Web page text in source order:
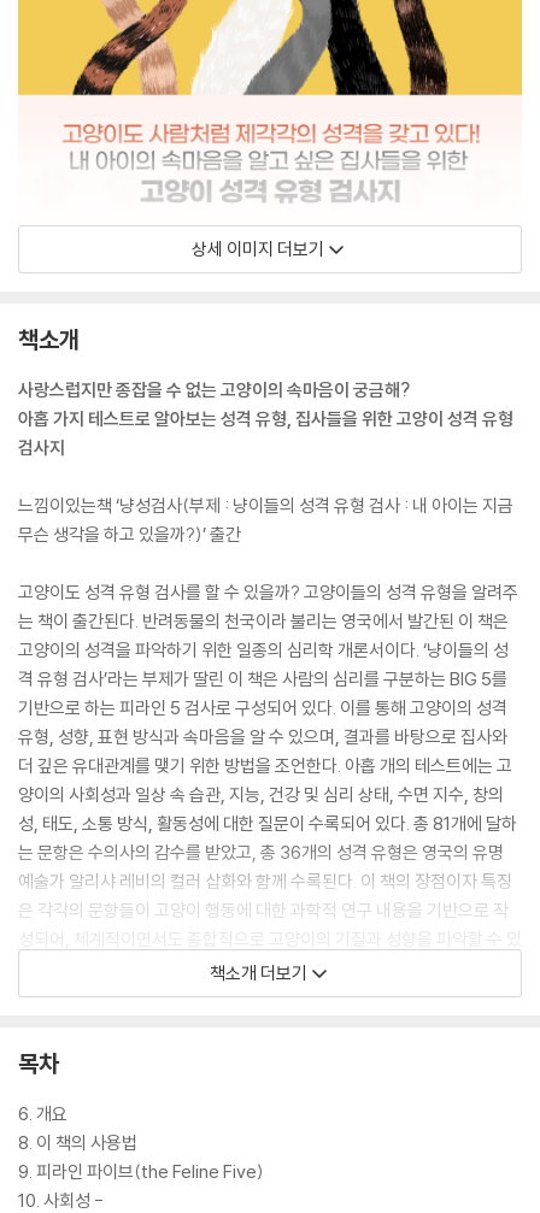
상세 이미지 더보기
책소개
사랑스럽지만 종잡을 수 없는 고양이의 속마음이 궁금해?
아홉 가지 테스트로 알아보는 성격 유형, 집사들을 위한 고양이 성격 유형
검사지
느낌이있는책 ‘냥성검사(부제 : 냥이들의 성격 유형 검사 : 내 아이는 지금
무슨 생각을 하고 있을까?)’ 출간
고양이도 성격 유형 검사를 할 수 있을까? 고양이들의 성격 유형을 알려주
는 책이 출간된다. 반려동물의 천국이라 불리는 영국에서 발간된 이 책은
고양이의 성격을 파악하기 위한 일종의 심리학 개론서이다. ‘냥이들의 성
격 유형 검사’라는 부제가 딸린 이 책은 사람의 심리를 구분하는 BIG 5를
기반으로 하는 피라인 5 검사로 구성되어 있다. 이를 통해 고양이의 성격
유형, 성향, 표현 방식과 속마음을 알 수 있으며, 결과를 바탕으로 집사와
더 깊은 유대관계를 맺기 위한 방법을 조언한다. 아홉 개의 테스트에는 고
양이의 사회성과 일상 속 습관, 지능, 건강 및 심리 상태, 수면 지수, 창의
성, 태도, 소통 방식, 활동성에 대한 질문이 수록되어 있다. 총 81개에 달하
는 문항은 수의사의 감수를 받았고, 총 36개의 성격 유형은 영국의 유명
예술가 알리샤 레비의 컬러 삽화와 함께 수록된다. 이 책의 장점이자 특징
은 각각의 문항들이 고양이 행동에 대한 과학적 연구 내용을 기반으로 작
성되어, 체계적이면서도 종합적으로 고양이의 기질과 성향을 파악할 수 있
다는 점이다. 또한 이를 기반으로 고양이의 성격 유형을 고려한 돌봄 방식
까지 제시하고 있다.
책소개 더보기
목차
6. 개요
8. 이 책의 사용법
9. 피라인 파이브(the Feline Five)
10. 사회성 -